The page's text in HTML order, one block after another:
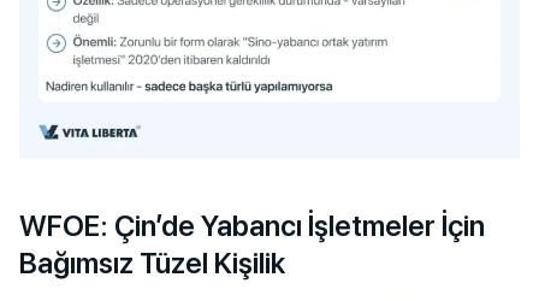
WFOE: Çin’de Yabancı İşletmeler İçin
Bağımsız Tüzel Kişilik